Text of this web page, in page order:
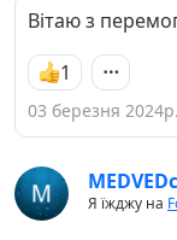
Вітаю з
1
03 березня
Я їжджу на